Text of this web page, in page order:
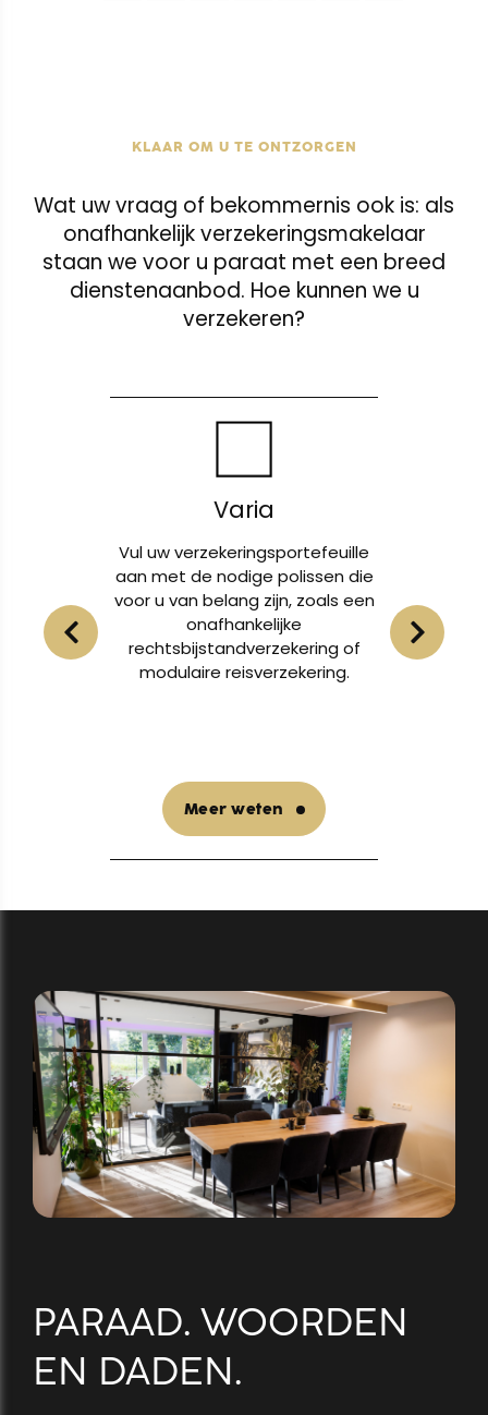
KLAAR OM U TE ONTZORGEN
Wat uw vraag of bekommernis ook is: als
onafhankelijk verzekeringsmakelaar
staan we voor u paraat met een breed
dienstenaanbod. Hoe kunnen we u
verzekeren?
of
Schade
Of het nu gaat om een
lichamelijk letsel, schade aan uw
eigendom of auto, wij zijn er om
u bij te staan in deze
uitdagende tijden.
Meer weten
PARAAD. WOORDEN
EN DADEN.